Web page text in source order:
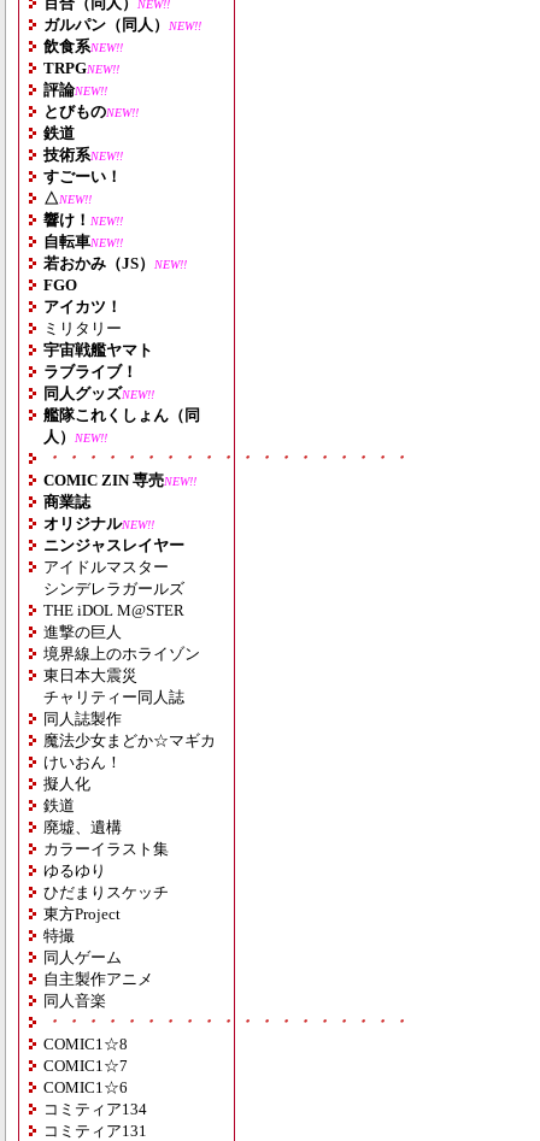
NEW!!
ガルパン（同人） NEW!!
飲食系NEW!!
TRPGNEW!!
評論NEW!!
とびものNEW!!
鉄道
技術系NEW!!
すごーい！
△NEW!!
響け！ NEW!!
自転車NEW!!
若おかみ（JS） NEW!!
FGO
アイカツ！
ミリタリー
宇宙戦艦ヤマト
ラブライブ！
同人グッズNEW!!
艦隊これくしょん（同
人）
NEW!!
・・・・・・・・・・・・・・・・・・・
COMIC ZIN 専売NEW!!
商業誌
オリジナルNEW!!
ニンジャスレイヤー
アイドルマスター
シンデレラガールズ
THE iDOL M@STER
進撃の巨人
境界線上のホライゾン
東日本大震災
チャリティー同人誌
同人誌製作
魔法少女まどか☆マギカ
けいおん！
擬人化
鉄道
廃墟、遺構
カラーイラスト集
ゆるゆり
ひだまりスケッチ
東方Project
特撮
同人ゲーム
自主製作アニメ
同人音楽
・・・・・・・・・・・・・・・・・・・
COMIC1☆8
COMIC1☆7
COMIC1☆6
コミティア134
コミティア131